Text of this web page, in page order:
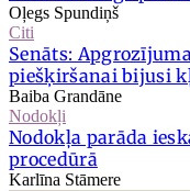
Oļegs Spundiņš
Citi
Senāts:
piešķiršanai bijusi
Baiba Grandāne
Nodokļi
Nodokļa parāda
procedūrā
Karlīna Stāmere